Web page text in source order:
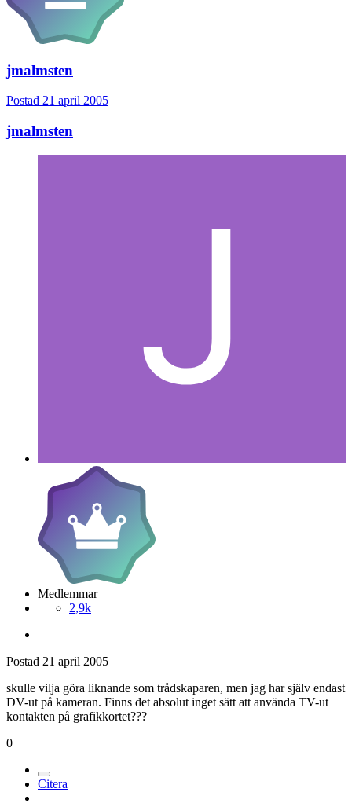
jmalmsten
Postad 21 april 2005
jmalmsten
Medlemmar
2,9k
Postad 21 april 2005
skulle vilja göra liknande som trådskaparen, men jag har själv endast
DV-ut på kameran. Finns det absolut inget sätt att använda TV-ut
kontakten på grafikkortet???
0
Citera